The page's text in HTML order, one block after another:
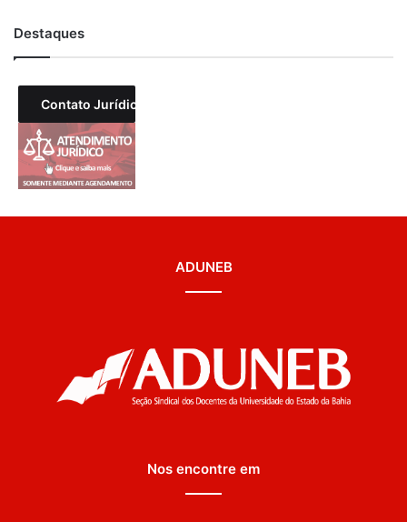
Destaques
Contato Jurídico
ADUNEB
Nos encontre em